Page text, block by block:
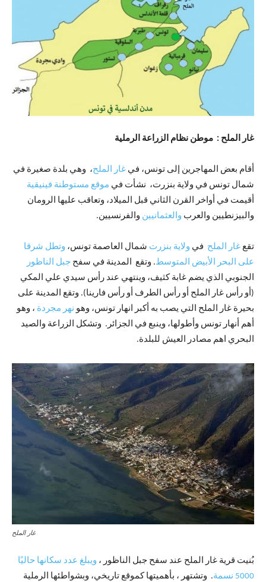
غار الملح : موطن نظام الزراعة الرملية
أقام بعض المهاجرين إلى تونس، في غار الملح، وهي بلدة صغيرة في
شمال تونس في ولاية بنزرت، نشأت في موقع مستوطنة فينيقية
أقيمت في أواخر القرن الثاني قبل الميلاد، وتعاقب عليها الرومان
والبيزنطيين والعرب والعثمانيين والفرنسيين.
تقع غار الملح في ولاية بنزرت شمال العاصمة تونس، وتطل شرقا
على البحر الأبيض المتوسط. وتقع المدينة في سفح جبل الناظور
الجنوبي الذي يضم غابة كثيف، وينتهي عند رأس سيدي علي المكي
(أو رأس غار الملح أو رأس الطرف أو رأس فارينا). وتقع المدينة على
بحيرة غار الملح التي يصب به أكبر انهار تونس، وهو نهر مجردة ، وهو
أهم أنهار تونس وأطولها، وينبع في الجزائر. وتشكل الزراعة والصيد
البحري اهم مصادر العيش للبلدة.
غار الملح
بُنيت قرية غار الملح عند سفح جبل الناظور ، ويبلغ عدد سكانها حاليًا
5000 نسمة
. وتشتهر ، بأهميتها كموقع تاريخي، وبشواطئها الرملية